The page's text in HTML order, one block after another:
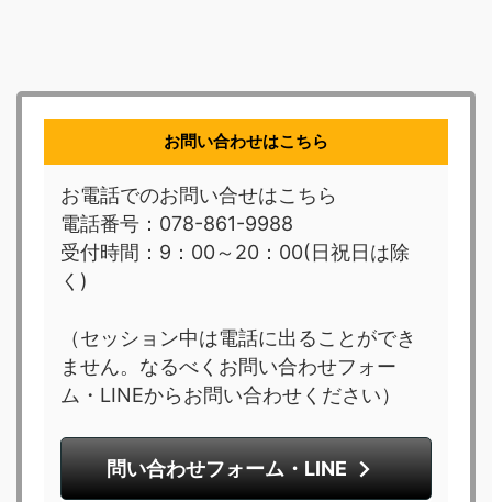
お問い合わせはこちら
お電話でのお問い合せはこちら
電話番号：078-861-9988
受付時間：9：00～20：00(日祝日は除
く)
（セッション中は電話に出ることができ
ません。なるべくお問い合わせフォー
ム・LINEからお問い合わせください）
問い合わせフォーム・LINE